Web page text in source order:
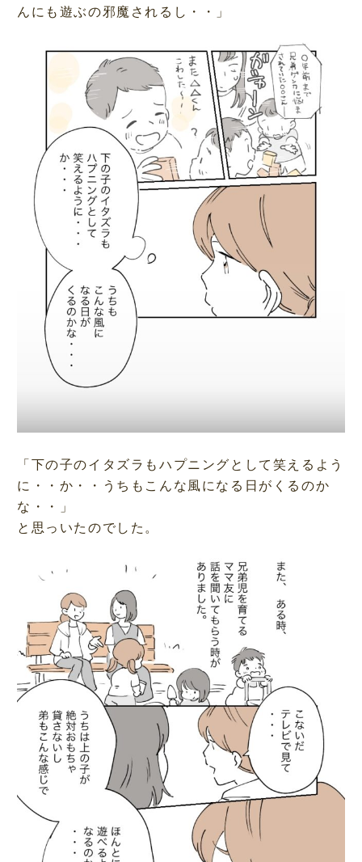
んにも遊ぶの邪魔されるし・・」
「下の子のイタズラもハプニングとして笑えるよう
に・・か・・うちもこんな風になる日がくるのか
な・・」
と思っいたのでした。